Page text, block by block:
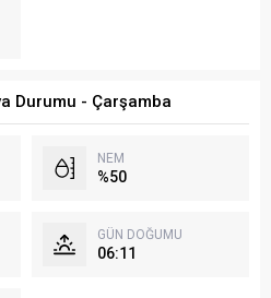
Durumu - Çarşamba
NEM
%50
GÜN DOĞUMU
06:11